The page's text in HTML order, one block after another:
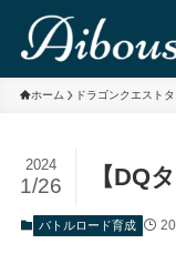
ホーム ドラゴンクエストタ
【DQ
2024
1/26
バトルロード育成